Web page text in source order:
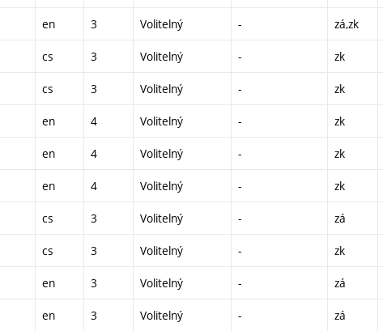
en 3 Volitelný - zá,zk
cs 3 Volitelný - zk
cs 3 Volitelný - zk
en 4 Volitelný - zk
en 4 Volitelný - zk
en 4 Volitelný - zk
cs 3 Volitelný - zá
cs 3 Volitelný - zk
en 3 Volitelný - zá
en 3 Volitelný - zá